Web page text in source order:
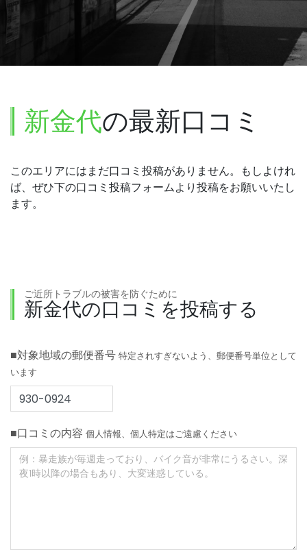
新金代の最新口コミ
このエリアにはまだ口コミ投稿がありません。もしよけれ
ば、ぜひ下の口コミ投稿フォームより投稿をお願いいたし
ます。
ご近所トラブルの被害を防ぐために
新金代の口コミを投稿する
■対象地域の郵便番号 特定されすぎないよう、郵便番号単位として
います
■口コミの内容 個人情報、個人特定はご遠慮ください